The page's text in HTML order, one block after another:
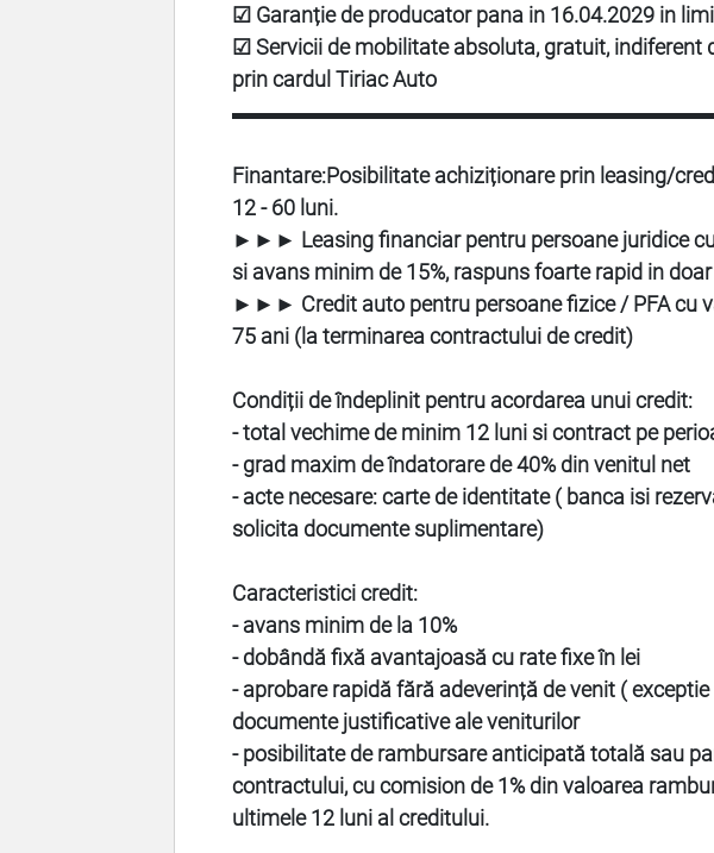
☑ Garanție de producator pana in 16.04.2029 in
☑ Servicii de mobilitate absoluta, gratuit, indiferent
prin cardul Tiriac Auto
Finantare:Posibilitate achiziționare prin leasing/
12 - 60 luni.
►►► Leasing financiar pentru persoane juridice
si avans minim de 15%, raspuns foarte rapid in doar
►►► Credit auto pentru persoane fizice / PFA cu
75 ani (la terminarea contractului de credit)
Condiții de îndeplinit pentru acordarea unui credit:
- total vechime de minim 12 luni si contract pe
- grad maxim de îndatorare de 40% din venitul net
- acte necesare: carte de identitate ( banca isi
solicita documente suplimentare)
Caracteristici credit:
- avans minim de la 10%
- dobândă fixă avantajoasă cu rate fixe în lei
- aprobare rapidă fără adeverință de venit (
documente justificative ale veniturilor
- posibilitate de rambursare anticipată totală sau
contractului, cu comision de 1% din valoarea
ultimele 12 luni al creditului.